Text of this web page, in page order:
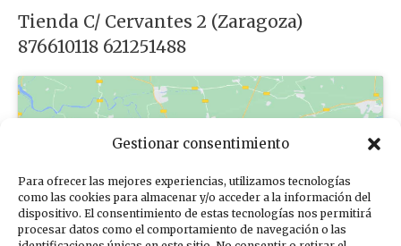
Gestionar consentimiento
Para ofrecer las mejores experiencias, utilizamos tecnologías
como las cookies para almacenar y/o acceder a la información del
dispositivo. El consentimiento de estas tecnologías nos permitirá
procesar datos como el comportamiento de navegación o las
Tienda C/ Cervantes 2 (Zaragoza)
876610118 621251488
Haz clic para aceptar cookies de
marketing y permitir este contenido